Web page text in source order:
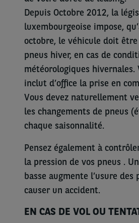
Depuis Octobre 2012, la
luxembourgeoise impose,
octobre, le véhicule doit
pneus hiver, en cas de
météorologiques
inclut d’office la prise en
Vous devez naturellement
les changements de pneus
chaque saisonnalité.
Pensez également à
la pression de vos pneus .
basse augmente l’usure des
causer un accident.
EN CAS DE VOL OU